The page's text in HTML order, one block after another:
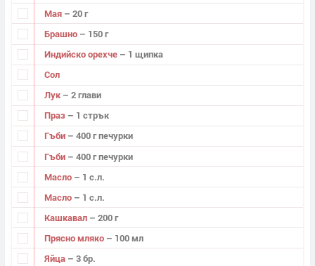
Мая – 20 г
Брашно – 150 г
Индийско орехче – 1 щипка
Сол
Лук – 2 глави
Праз – 1 стрък
Гъби – 400 г печурки
Гъби – 400 г печурки
Масло – 1 с.л.
Масло – 1 с.л.
Кашкавал – 200 г
Прясно мляко – 100 мл
Яйца – 3 бр.